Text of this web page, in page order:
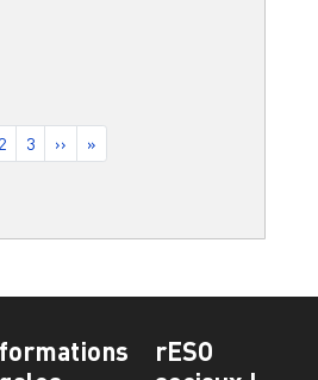
courante
Page
2 Page
3 Page suivante
›› Dernière page
»
rESO